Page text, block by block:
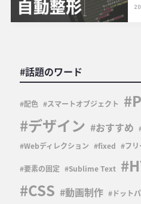
#話題のワード
配色 スマートオブジェクト
デザイン おすすめ
Webディレクション fixed フリ
要素の固定 Sublime Text
CSS 動画制作 ドット